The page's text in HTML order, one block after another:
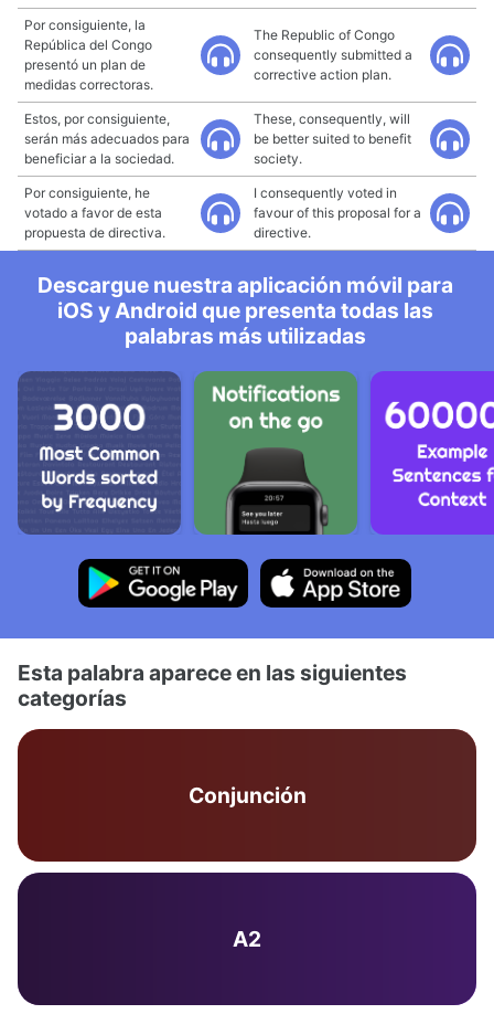
Por consiguiente, la
República del Congo
presentó un plan de
medidas correctoras.
The Republic of Congo
consequently submitted a
corrective action plan.
Estos, por consiguiente,
serán más adecuados para
beneficiar a la sociedad.
These, consequently, will
be better suited to benefit
society.
Por consiguiente, he
votado a favor de esta
propuesta de directiva.
I consequently voted in
favour of this proposal for a
directive.
Descargue nuestra aplicación móvil para
iOS y Android que presenta todas las
palabras más utilizadas
Esta palabra aparece en las siguientes
categorías
Conjunción
A2